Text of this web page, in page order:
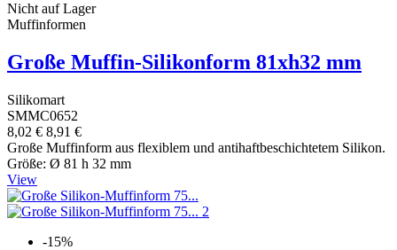
Nicht auf Lager
Muffinformen
Große Muffin-Silikonform 81xh32 mm
Silikomart
SMMC0652
8,02 € 8,91 €
Große Muffinform aus flexiblem und antihaftbeschichtetem Silikon.
Größe: Ø 81 h 32 mm
View
-15%